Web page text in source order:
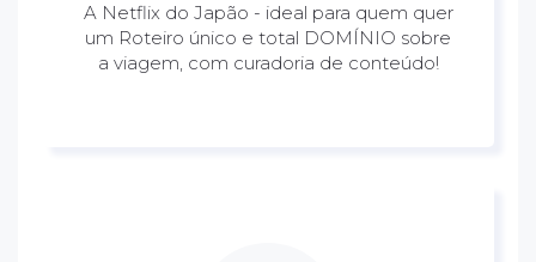
A Netflix do Japão - ideal para quem quer
um Roteiro único e total DOMÍNIO sobre
a viagem, com curadoria de conteúdo!